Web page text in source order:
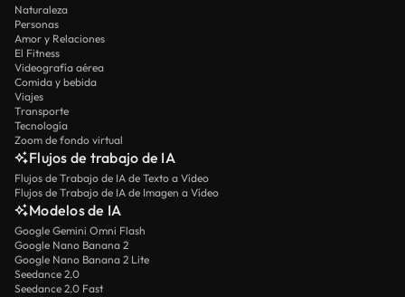
Naturaleza
Personas
Amor y Relaciones
El Fitness
Videografía aérea
Comida y bebida
Viajes
Transporte
Tecnología
Zoom de fondo virtual
Flujos de trabajo de IA
Flujos de Trabajo de IA de Texto a Vídeo
Flujos de Trabajo de IA de Imagen a Vídeo
Modelos de IA
Google Gemini Omni Flash
Google Nano Banana 2
Google Nano Banana 2 Lite
Seedance 2.0
Seedance 2.0 Fast